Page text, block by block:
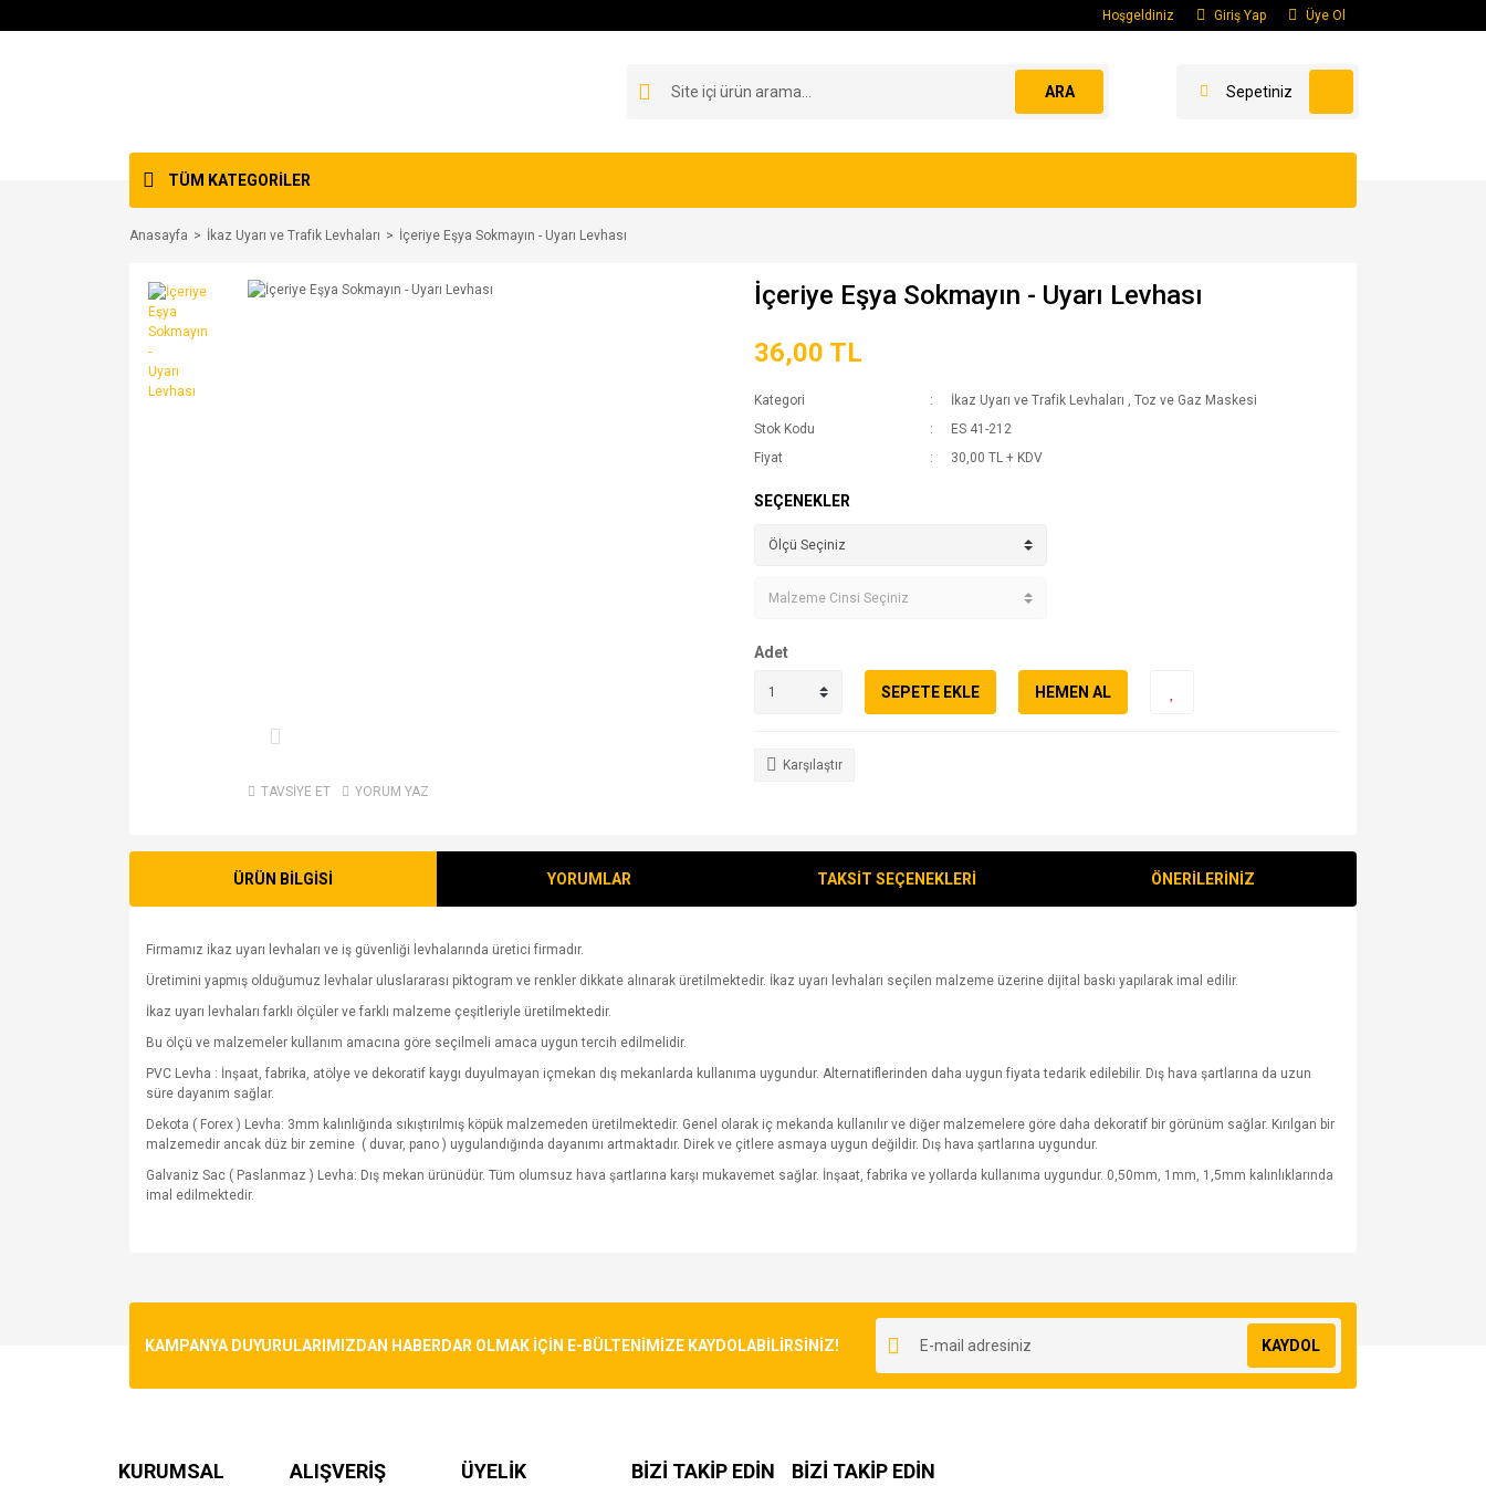
Hoşgeldiniz Giriş Yap Üye Ol
ARA Sepetiniz
TÜM KATEGORİLER
Anasayfa İkaz Uyarı ve Trafik Levhaları İçeriye Eşya Sokmayın - Uyarı Levhası
TAVSİYE ET YORUM YAZ
İçeriye Eşya Sokmayın - Uyarı Levhası
36,00 TL
Kategori İkaz Uyarı ve Trafik Levhaları , Toz ve Gaz Maskesi
Stok Kodu
ES 41-212
Fiyat
30,00 TL + KDV
SEÇENEKLER
Adet
SEPETE EKLE HEMEN AL
Karşılaştır
ÜRÜN BİLGİSİ YORUMLAR TAKSİT SEÇENEKLERİ ÖNERİLERİNİZ
Firmamız ikaz uyarı levhaları ve iş güvenliği levhalarında üretici firmadır.
Üretimini yapmış olduğumuz levhalar uluslararası piktogram ve renkler dikkate alınarak üretilmektedir. İkaz uyarı levhaları seçilen malzeme üzerine dijital baskı yapılarak imal edilir.
İkaz uyarı levhaları farklı ölçüler ve farklı malzeme çeşitleriyle üretilmektedir.
Bu ölçü ve malzemeler kullanım amacına göre seçilmeli amaca uygun tercih edilmelidir.
PVC Levha : İnşaat, fabrika, atölye ve dekoratif kaygı duyulmayan içmekan dış mekanlarda kullanıma uygundur. Alternatiflerinden daha uygun fiyata tedarik edilebilir. Dış hava şartlarına da uzun
süre dayanım sağlar.
Dekota ( Forex ) Levha: 3mm kalınlığında sıkıştırılmış köpük malzemeden üretilmektedir. Genel olarak iç mekanda kullanılır ve diğer malzemelere göre daha dekoratif bir görünüm sağlar. Kırılgan bir
malzemedir ancak düz bir zemine ( duvar, pano ) uygulandığında dayanımı artmaktadır. Direk ve çitlere asmaya uygun değildir. Dış hava şartlarına uygundur.
Galvaniz Sac ( Paslanmaz ) Levha: Dış mekan ürünüdür. Tüm olumsuz hava şartlarına karşı mukavemet sağlar. İnşaat, fabrika ve yollarda kullanıma uygundur. 0,50mm, 1mm, 1,5mm kalınlıklarında
imal edilmektedir.
Ürün resmi kalitesiz, bozuk veya görüntülenemiyor.
Bu ürüne benzer farklı alternatifler olmalı.
KAMPANYA DUYURULARIMIZDAN HABERDAR OLMAK İÇİN E-BÜLTENİMİZE KAYDOLABİLİRSİNİZ! KAYDOL
KURUMSAL ALIŞVERİŞ ÜYELİK BİZİ TAKİP EDİN BİZİ TAKİP EDİN